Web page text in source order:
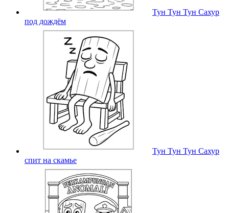
Тун Тун Тун Сахур
под дождём
Тун Тун Тун Сахур
спит на скамье